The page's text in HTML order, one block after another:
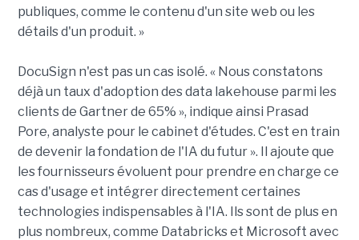
publiques, comme le contenu d'un site web ou les
détails d'un produit. »
DocuSign n'est pas un cas isolé. « Nous constatons
déjà un taux d'adoption des data lakehouse parmi les
clients de Gartner de 65% », indique ainsi Prasad
Pore, analyste pour le cabinet d'études. C'est en train
de devenir la fondation de l'IA du futur ». Il ajoute que
les fournisseurs évoluent pour prendre en charge ce
cas d'usage et intégrer directement certaines
technologies indispensables à l'IA. Ils sont de plus en
plus nombreux, comme Databricks et Microsoft avec